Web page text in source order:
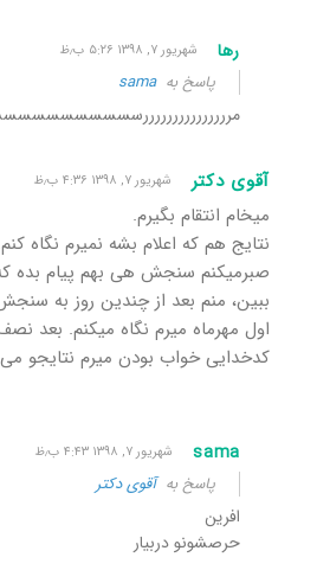
رها شهریور ۷, ۱۳۹۸ ۵:۲۶ ب٫ظ
پاسخ بهsama
آقوی دکتر شهریور ۷, ۱۳۹۸ ۴:۳۶ ب٫ظ
میخام انتقام بگیرم.
نتایج هم که اعلام بشه نمیرم نگاه
صبرمیکنم سنجش هی بهم پیام بده که
ببین، منم بعد از چندین روز به
اول مهرماه میرم ‌نگاه میکنم. بعد
کدخدایی خواب بودن میرم نتایجو
sama شهریور ۷, ۱۳۹۸ ۴:۴۳ ب٫ظ
پاسخ بهآقوی دکتر
افرین
حرصشونو دربیار